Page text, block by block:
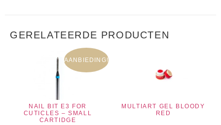
GERELATEERDE PRODUCTEN
AANBIEDING!
NAIL BIT E3 FOR
CUTICLES – SMALL
CARTIDGE
MULTIART GEL BLOODY
RED